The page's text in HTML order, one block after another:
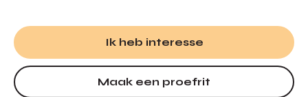
Ik heb interesse
Maak een proefrit